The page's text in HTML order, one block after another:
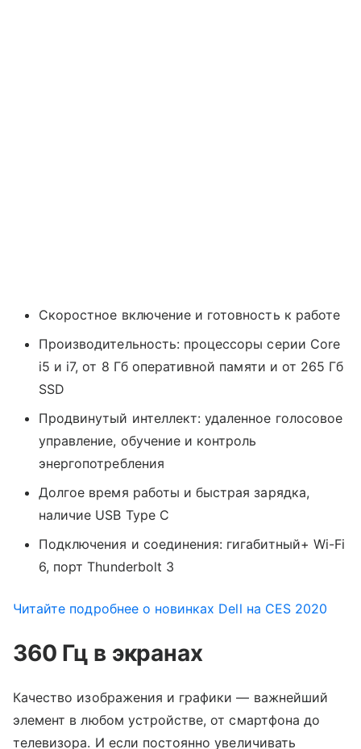
Скоростное включение и готовность к работе
Производительность: процессоры серии Core
i5 и i7, от 8 Гб оперативной памяти и от 265 Гб
SSD
Продвинутый интеллект: удаленное голосовое
управление, обучение и контроль
энергопотребления
Долгое время работы и быстрая зарядка,
наличие USB Type C
Подключения и соединения: гигабитный+ Wi-Fi
6, порт Thunderbolt 3
Читайте подробнее о новинках Dell на CES 2020
360 Гц в экранах
Качество изображения и графики — важнейший
элемент в любом устройстве, от смартфона до
телевизора. И если постоянно увеличивать